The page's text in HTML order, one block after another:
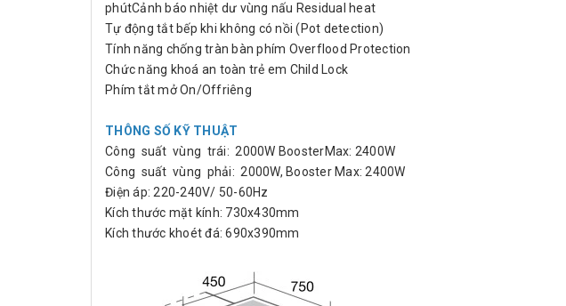
phútCảnh báo nhiệt dư vùng nấu Residual heat
Tự động tắt bếp khi không có nồi (Pot detection)
Tính năng chống tràn bàn phím Overflood Protection
Chức năng khoá an toàn trẻ em Child Lock
Phím tắt mở On/Offriêng
THÔNG SỐ KỸ THUẬT
Công suất vùng trái: 2000W BoosterMax: 2400W
Công suất vùng phải: 2000W, Booster Max: 2400W
Điện áp: 220-240V/ 50-60Hz
Kích thước mặt kính: 730x430mm
Kích thước khoét đá: 690x390mm